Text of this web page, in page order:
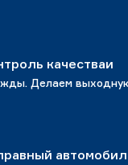
качестваи
Делаем